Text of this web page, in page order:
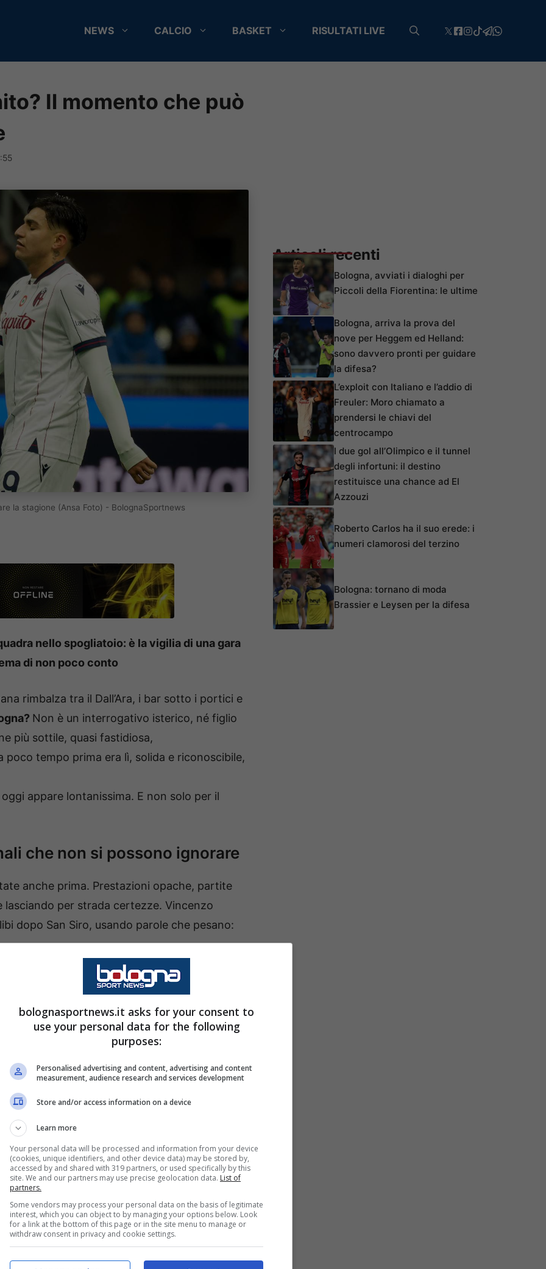
NEWS CALCIO BASKET RISULTATI LIVE
Il momento che può
la stagione (Ansa Foto) - BolognaSportnews
nello spogliatoio: è la vigilia di una gara
di non poco conto
rimbalza tra il Dall’Ara, i bar sotto i portici e
Non è un interrogativo isterico, né figlio
più sottile, quasi fastidiosa,
tempo prima era lì, solida e riconoscibile,
appare lontanissima. E non solo per il
che non si possono ignorare
anche prima. Prestazioni opache, partite
per strada certezze. Vincenzo
dopo San Siro, usando parole che pesano:
lucida del momento. Fino a fine
dava e ciò che riceveva dalla squadra era
sotto le feste, la bilancia sembra
anche starci. Ma è ilcomeche
ritardo, mai davvero dentro la partita. Se il
che non torna è l’atteggiamento: meno
E quando Napoli prima e Inter poi arrivano
non è solo l’avversario.
e concentrazione sotto
– come ha ricordato Italiano – non sono mai
dal Bologna, ben quattro sono arrivati da
Articoli recenti
Bologna, avviati i dialoghi per
Piccoli della Fiorentina: le ultime
Bologna, arriva la prova del
nove per Heggem ed Helland:
sono davvero pronti per guidare
la difesa?
L’exploit con Italiano e l’addio di
Freuler: Moro chiamato a
prendersi le chiavi del
centrocampo
I due gol all’Olimpico e il tunnel
degli infortuni: il destino
restituisce una chance ad El
Azzouzi
Roberto Carlos ha il suo erede: i
numeri clamorosi del terzino
Bologna: tornano di moda
Brassier e Leysen per la difesa
bolognasportnews.it asks for your consent to
use your personal data for the following
purposes:
Personalised advertising and content, advertising and content
measurement, audience research and services development
Store and/or access information on a device
Learn more
Your personal data will be processed and information from your device
(cookies, unique identifiers, and other device data) may be stored by,
accessed by and shared with 319 partners, or used specifically by this
site. We and our partners may use precise geolocation data. List of
partners.
Some vendors may process your personal data on the basis of legitimate
interest, which you can object to by managing your options below. Look
for a link at the bottom of this page or in the site menu to manage or
withdraw consent in privacy and cookie settings.